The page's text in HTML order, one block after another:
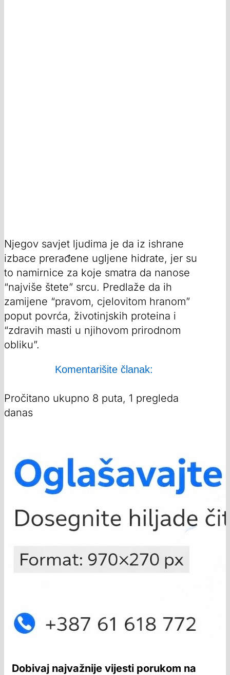
Njegov savjet ljudima je da iz ishrane
izbace prerađene ugljene hidrate, jer su
to namirnice za koje smatra da nanose
“najviše štete” srcu. Predlaže da ih
zamijene “pravom, cjelovitom hranom”
poput povrća, životinjskih proteina i
“zdravih masti u njihovom prirodnom
obliku”.
Komentarišite članak:
Pročitano ukupno 8 puta, 1 pregleda
danas
Dobivaj najvažnije vijesti porukom na